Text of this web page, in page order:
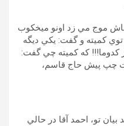
موج مي زد اونو ميخکوب
کميته و گفت: يکي ديگه
کدوما!!! که کميته چي گفت:
چپ پيش حاج قاسم،
تو، احمد آقا در حالي